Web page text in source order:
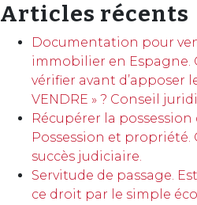
Articles récents
Documentation pour
immobilier en Espagne.
vérifier avant d’apposer
VENDRE » ? Conseil
Récupérer la possession
Possession et propriété.
succès judiciaire.
Servitude de passage.
ce droit par le simple